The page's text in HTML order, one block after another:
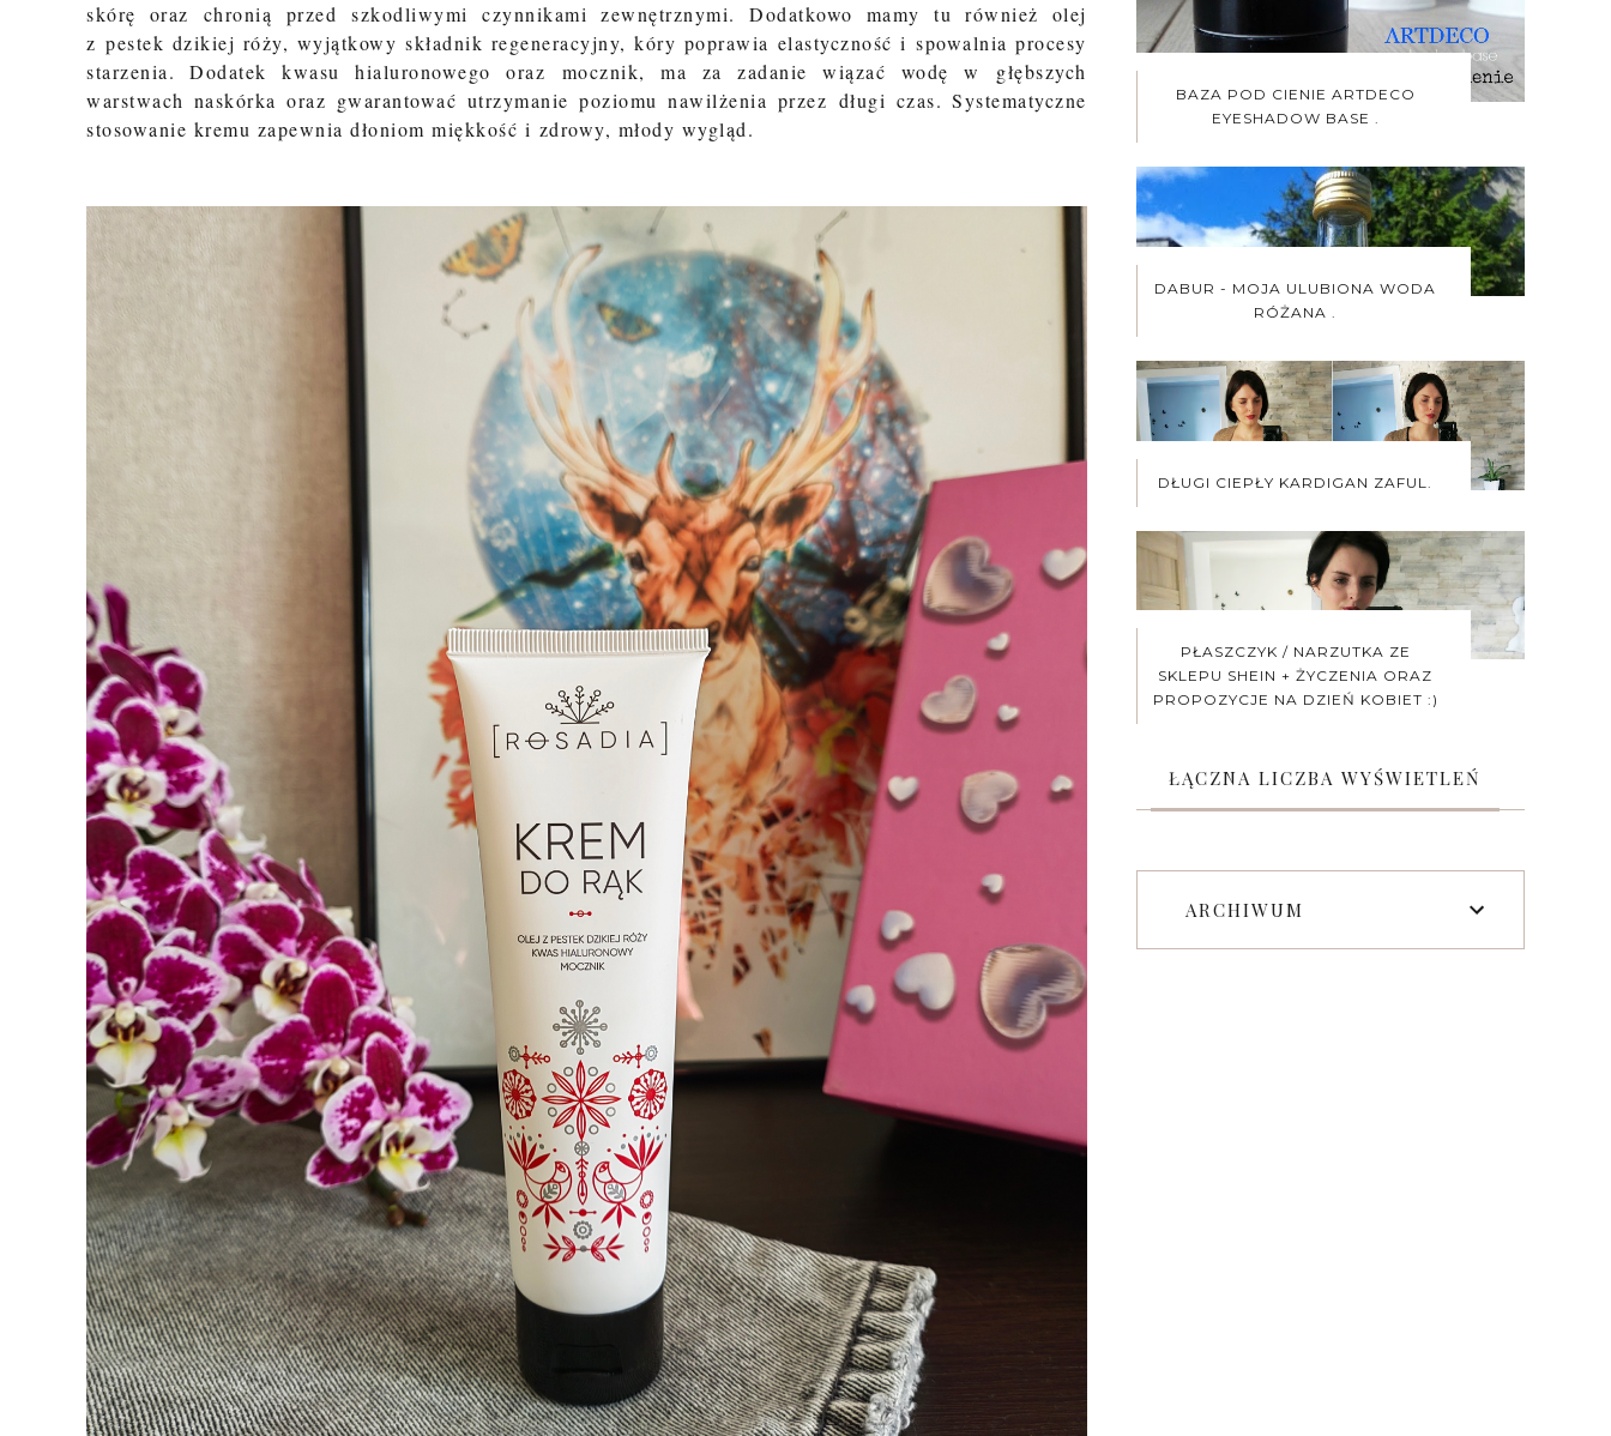
skórę oraz chronią przed szkodliwymi czynnikami zewnętrznymi. Dodatkowo mamy tu również olej
z pestek dzikiej róży, wyjątkowy składnik regeneracyjny, kóry poprawia elastyczność i spowalnia procesy
starzenia. Dodatek kwasu hialuronowego oraz mocznik, ma za zadanie wiązać wodę w głębszych
warstwach naskórka oraz gwarantować utrzymanie poziomu nawilżenia przez długi czas. Systematyczne
stosowanie kremu zapewnia dłoniom miękkość i zdrowy, młody wygląd.
BAZA POD CIENIE ARTDECO
EYESHADOW BASE .
DABUR - MOJA ULUBIONA WODA
RÓŻANA .
DŁUGI CIEPŁY KARDIGAN ZAFUL.
PŁASZCZYK / NARZUTKA ZE
SKLEPU SHEIN + ŻYCZENIA ORAZ
PROPOZYCJE NA DZIEŃ KOBIET :)
ŁĄCZNA LICZBA WYŚWIETLEŃ
ARCHIWUM